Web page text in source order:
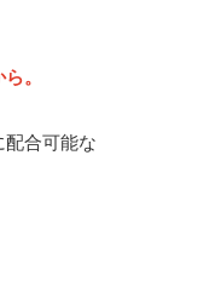
。
配合可能な